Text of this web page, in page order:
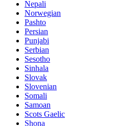
Nepali
Norwegian
Pashto
Persian
Punjabi
Serbian
Sesotho
Sinhala
Slovak
Slovenian
Somali
Samoan
Scots Gaelic
Shona